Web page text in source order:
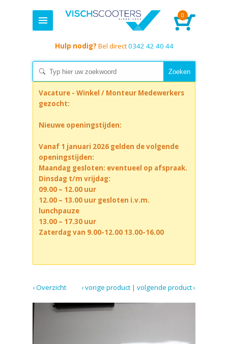
0
Hulp nodig? Bel direct0342 42 40 44
Vacature - Winkel / Monteur Medewerkers
gezocht:
Nieuwe openingstijden:
Vanaf 1 januari 2026 gelden de volgende
openingstijden:
Maandag gesloten: eventueel op afspraak.
Dinsdag t/m vrijdag:
09.00 – 12.00 uur
12.00 – 13.00 uur gesloten i.v.m.
lunchpauze
13.00 – 17.30 uur
Zaterdag van 9.00-12.00 13.00-16.00
‹ Overzicht volgende product ›
|
‹ vorige product